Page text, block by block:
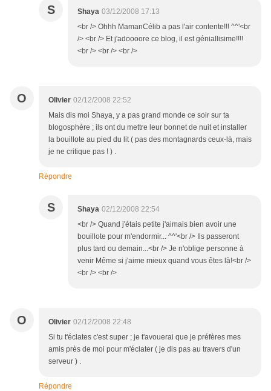
S Shaya 03/12/2008 17:13
<br /> Ohhh MamanCélib a pas l'air contente!!! ^^'<br
/> <br /> Et j'adoooore ce blog, il est géniallisime!!!!
<br /> <br /> <br />
O Olivier 02/12/2008 22:52
Mais dis moi Shaya, y a pas grand monde ce soir sur ta
blogosphère ; ils ont du mettre leur bonnet de nuit et installer
la bouillote au pied du lit ( pas des montagnards ceux-là, mais
je ne critique pas ! ) .
Répondre
S Shaya 02/12/2008 22:54
<br /> Quand j'étais petite j'aimais bien avoir une
bouillote pour m'endormir... ^^'<br /> Ils passeront
plus tard ou demain...<br /> Je n'oblige personne à
venir Même si j'aime mieux quand vous êtes là!<br />
<br /> <br />
O Olivier 02/12/2008 22:48
Si tu t'éclates c'est super ; je t'avouerai que je préfères mes
amis près de moi pour m'éclater ( je dis pas au travers d'un
serveur ) .
Répondre